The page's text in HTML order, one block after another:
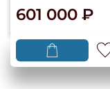
601 000 ₽